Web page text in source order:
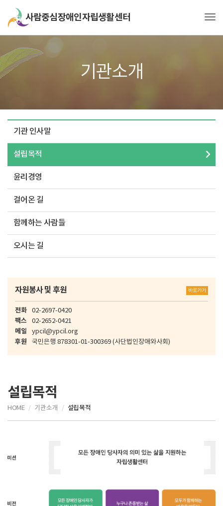
기관소개
기관 인사말
설립목적
윤리경영
걸어온 길
함께하는 사람들
오시는 길
자원봉사 및 후원 바로가기
전화 02-2697-0420
팩스 02-2652-0421
메일 ypcil@ypcil.org
후원 국민은행 878301-01-300369 (사단법인장애와사회)
설립목적
HOME 기관소개 설립목적